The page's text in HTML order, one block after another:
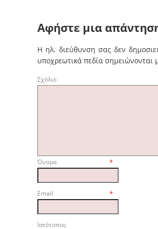
Αφήστε μια
Η ηλ. διεύθυνση σας δεν
υποχρεωτικά πεδία σημειώνονται
Όνομα*
Email*
Ιστότοπος